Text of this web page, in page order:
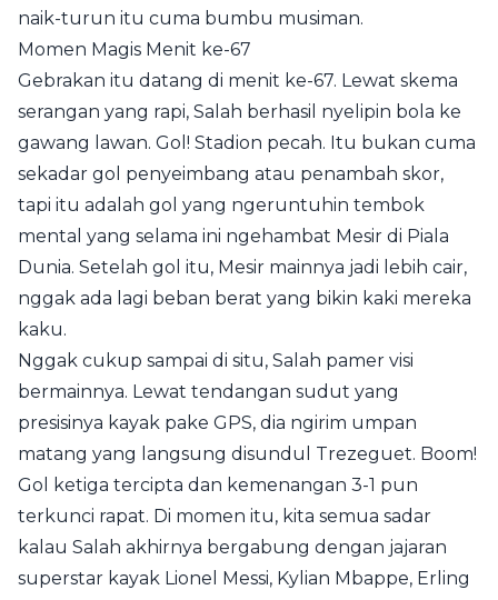
naik-turun itu cuma bumbu musiman.
Momen Magis Menit ke-67
Gebrakan itu datang di menit ke-67. Lewat skema
serangan yang rapi, Salah berhasil nyelipin bola ke
gawang lawan. Gol! Stadion pecah. Itu bukan cuma
sekadar gol penyeimbang atau penambah skor,
tapi itu adalah gol yang ngeruntuhin tembok
mental yang selama ini ngehambat Mesir di Piala
Dunia. Setelah gol itu, Mesir mainnya jadi lebih cair,
nggak ada lagi beban berat yang bikin kaki mereka
kaku.
Nggak cukup sampai di situ, Salah pamer visi
bermainnya. Lewat tendangan sudut yang
presisinya kayak pake GPS, dia ngirim umpan
matang yang langsung disundul Trezeguet. Boom!
Gol ketiga tercipta dan kemenangan 3-1 pun
terkunci rapat. Di momen itu, kita semua sadar
kalau Salah akhirnya bergabung dengan jajaran
superstar kayak Lionel Messi, Kylian Mbappe, Erling